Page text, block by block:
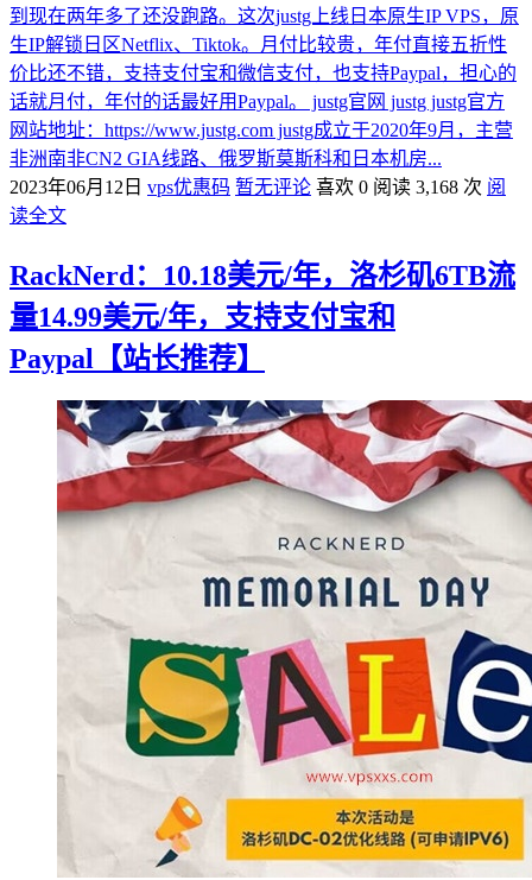
到现在两年多了还没跑路。这次justg上线日本原生IP VPS，原
生IP解锁日区Netflix、Tiktok。月付比较贵，年付直接五折性
价比还不错，支持支付宝和微信支付，也支持Paypal，担心的
话就月付，年付的话最好用Paypal。 justg官网 justg justg官方
网站地址：https://www.justg.com justg成立于2020年9月，主营
非洲南非CN2 GIA线路、俄罗斯莫斯科和日本机房...
2023年06月12日 vps优惠码 暂无评论 喜欢 0 阅读 3,168 次 阅
读全文
RackNerd：10.18美元/年，洛杉矶6TB流
量14.99美元/年，支持支付宝和
Paypal【站长推荐】